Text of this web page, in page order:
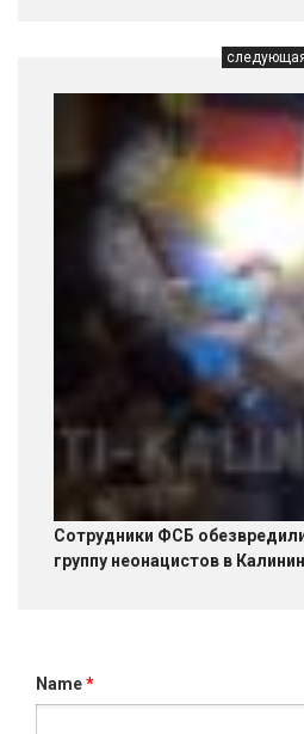
Сотрудники ФСБ
группу неонацистов в
Name*